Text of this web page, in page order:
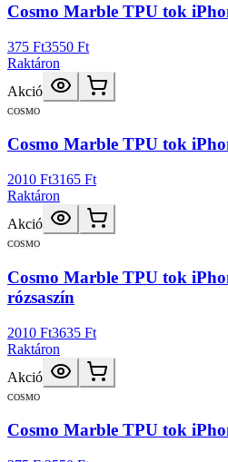
Cosmo Marble TPU tok
375 Ft3550 Ft
Raktáron
Akció
COSMO
Cosmo Marble TPU tok
2010 Ft3165 Ft
Raktáron
Akció
COSMO
Cosmo Marble TPU tok
rózsaszín
2010 Ft3635 Ft
Raktáron
Akció
COSMO
Cosmo Marble TPU tok